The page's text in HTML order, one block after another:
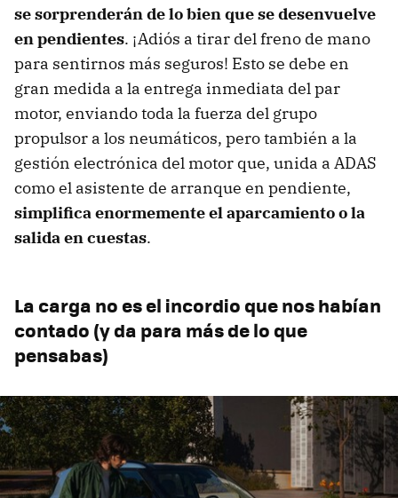
se sorprenderán de lo bien que se desenvuelve
en pendientes. ¡Adiós a tirar del freno de mano
para sentirnos más seguros! Esto se debe en
gran medida a la entrega inmediata del par
motor, enviando toda la fuerza del grupo
propulsor a los neumáticos, pero también a la
gestión electrónica del motor que, unida a ADAS
como el asistente de arranque en pendiente,
simplifica enormemente el aparcamiento o la
salida en cuestas.
La carga no es el incordio que nos habían
contado (y da para más de lo que
pensabas)